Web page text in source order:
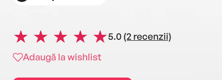
5.0 (2 recenzii)
Adaugă la wishlist